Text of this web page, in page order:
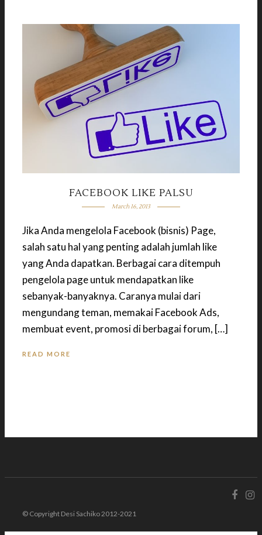
FACEBOOK LIKE PALSU
March 16, 2013
Jika Anda mengelola Facebook (bisnis) Page,
salah satu hal yang penting adalah jumlah like
yang Anda dapatkan. Berbagai cara ditempuh
pengelola page untuk mendapatkan like
sebanyak-banyaknya. Caranya mulai dari
mengundang teman, memakai Facebook Ads,
membuat event, promosi di berbagai forum, […]
READ MORE
© Copyright Desi Sachiko 2012-2021